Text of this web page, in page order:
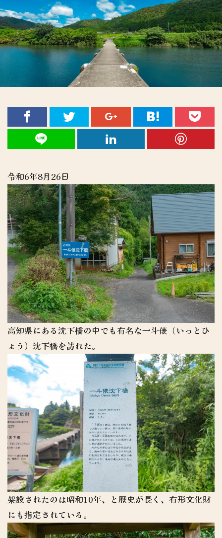
令和6年8月26日
高知県にある沈下橋の中でも有名な一斗俵（いっとひ
ょう）沈下橋を訪れた。
架設されたのは昭和10年、と歴史が長く、有形文化財
にも指定されている。